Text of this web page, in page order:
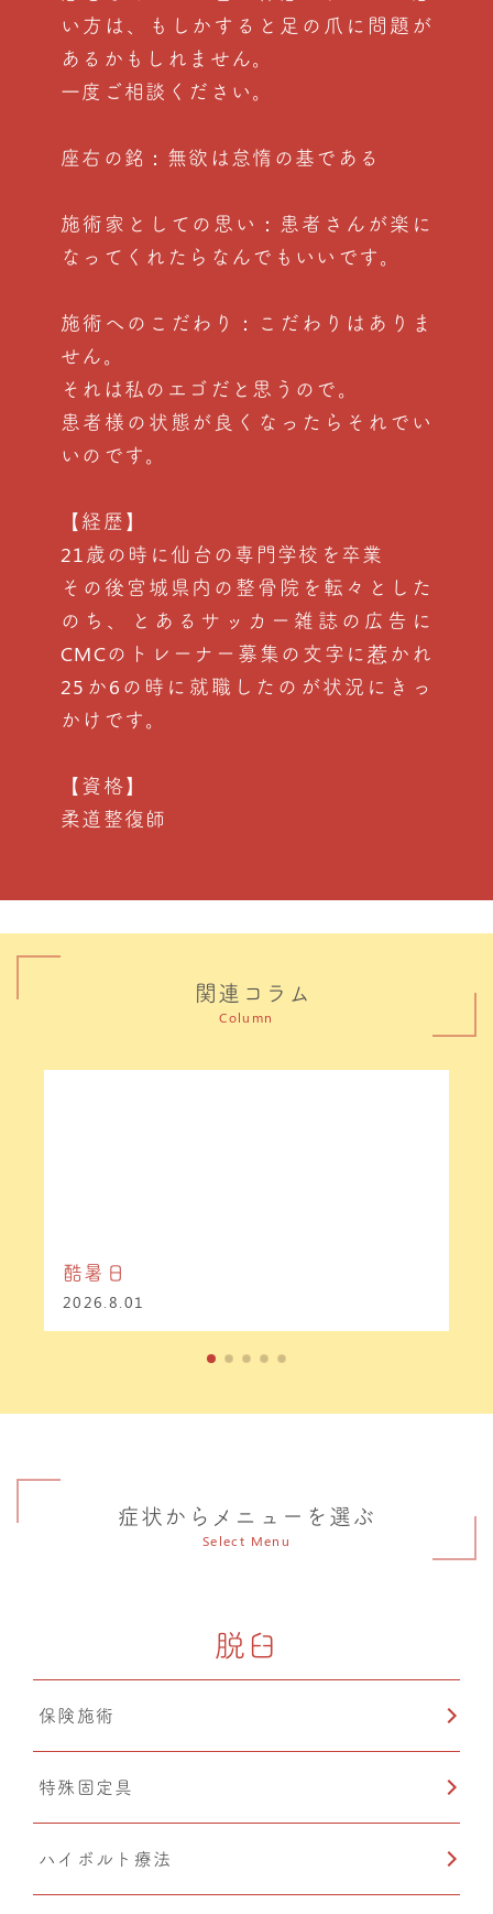
い方は、もしかすると足の爪に問題が
あるかもしれません。
一度ご相談ください。
座右の銘：無欲は怠惰の基である
施術家としての思い：患者さんが楽に
なってくれたらなんでもいいです。
施術へのこだわり：こだわりはありま
せん。
それは私のエゴだと思うので。
患者様の状態が良くなったらそれでい
いのです。
【経歴】
21歳の時に仙台の専門学校を卒業
その後宮城県内の整骨院を転々とした
のち、とあるサッカー雑誌の広告に
CMCのトレーナー募集の文字に惹かれ
25か6の時に就職したのが状況にきっ
かけです。
【資格】
柔道整復師
関連コラム
Column
酷暑日
2026.8.01
症状からメニューを選ぶ
Select Menu
脱臼
保険施術
特殊固定具
ハイボルト療法